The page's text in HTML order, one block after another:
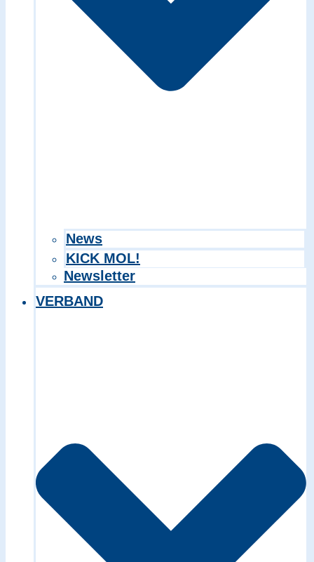
News
KICK MOL!
Newsletter
VERBAND
Search in content